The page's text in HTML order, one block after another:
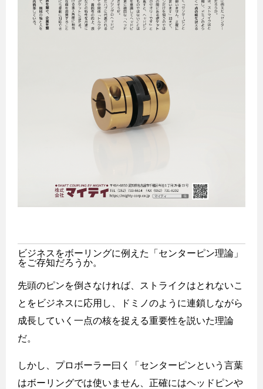
ビジネスをボーリングに例えた「センターピン理論」
をご存知だろうか。
先頭のピンを倒さなければ、ストライクはとれないこ
とをビジネスに応用し、ドミノのように連鎖しながら
成長していく一点の核を捉える重要性を説いた理論
だ。
しかし、プロボーラー曰く「センターピンという言葉
はボーリングでは使いません、正確にはヘッドピンや